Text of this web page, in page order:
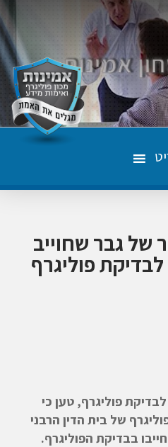
של גבר שחוייב
פוליגרף
פוליגרף, טען כי
של בית הדין הרבני
בבדיקת הפוליגרף.